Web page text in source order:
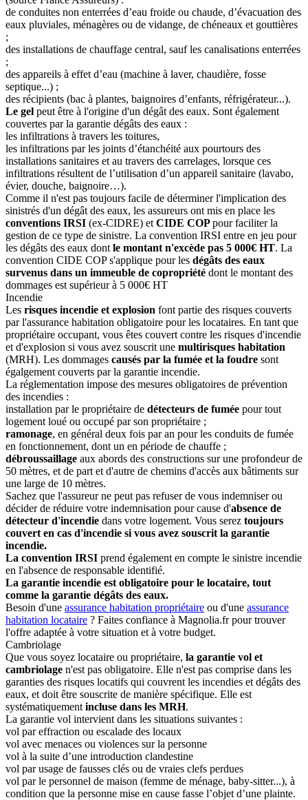
de conduites non enterrées d’eau froide ou chaude, d’évacuation des
eaux pluviales, ménagères ou de vidange, de chéneaux et gouttières
;
des installations de chauffage central, sauf les canalisations enterrées
;
des appareils à effet d’eau (machine à laver, chaudière, fosse
septique...) ;
des récipients (bac à plantes, baignoires d’enfants, réfrigérateur...).
Le gel peut être à l'origine d'un dégât des eaux. Sont également
couvertes par la garantie dégâts des eaux :
les infiltrations à travers les toitures,
les infiltrations par les joints d’étanchéité aux pourtours des
installations sanitaires et au travers des carrelages, lorsque ces
infiltrations résultent de l’utilisation d’un appareil sanitaire (lavabo,
évier, douche, baignoire…).
Comme il n'est pas toujours facile de déterminer l'implication des
sinistrés d'un dégât des eaux, les assureurs ont mis en place les
conventions IRSI (ex-CIDRE) et CIDE COPpour faciliter la
gestion de ce type de sinistre. La convention IRSI entre en jeu pour
les dégâts des eaux dont le montant n'excède pas 5 000€ HT. La
convention CIDE COP s'applique pour les dégâts des eaux
survenus dans un immeuble de copropriété dont le montant des
dommages est supérieur à 5 000€ HT
Incendie
Les risques incendie et explosion font partie des risques couverts
par l'assurance habitation obligatoire pour les locataires. En tant que
propriétaire occupant, vous êtes couvert contre les risques d'incendie
et d'explosion si vous avez souscrit une multirisques habitation
(MRH). Les dommages causés par la fumée et la foudre sont
égalgement couverts par la garantie incendie.
La réglementation impose des mesures obligatoires de prévention
des incendies :
installation par le propriétaire de détecteurs de fumée pour tout
logement loué ou occupé par son propriétaire ;
ramonage, en général deux fois par an pour les conduits de fumée
en fonctionnement, dont un en période de chauffe ;
débroussaillage aux abords des constructions sur une profondeur de
50 mètres, et de part et d'autre de chemins d'accès aux bâtiments sur
une large de 10 mètres.
Sachez que l'assureur ne peut pas refuser de vous indemniser ou
décider de réduire votre indemnisation pour cause d'absence de
détecteur d'incendie dans votre logement. Vous serez toujours
couvert en cas d'incendie si vous avez souscrit la garantie
incendie.
La convention IRSI prend également en compte le sinistre incendie
en l'absence de responsable identifié.
La garantie incendie est obligatoire pour le locataire, tout
comme la garantie dégâts des eaux.
Besoin d'une assurance habitation propriétaire ou d'une assurance
habitation locataire ? Faites confiance à Magnolia.fr pour trouver
l'offre adaptée à votre situation et à votre budget.
Cambriolage
Que vous soyez locataire ou propriétaire, la garantie vol et
cambriolage n'est pas obligatoire. Elle n'est pas comprise dans les
garanties des risques locatifs qui couvrent les incendies et dégâts des
eaux, et doit être souscrite de manière spécifique. Elle est
systématiquement incluse dans les MRH.
La garantie vol intervient dans les situations suivantes :
vol par effraction ou escalade des locaux
vol avec menaces ou violences sur la personne
vol à la suite d’une introduction clandestine
vol par usage de fausses clés ou de vraies clefs perdues
vol par le personnel de maison (femme de ménage, baby-sitter...), à
condition que la personne mise en cause fasse l’objet d’une plainte.